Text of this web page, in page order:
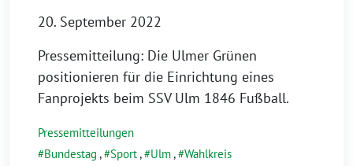
20. September 2022
Pressemitteilung: Die Ulmer Grünen
positionieren für die Einrichtung eines
Fanprojekts beim SSV Ulm 1846 Fußball.
Pressemitteilungen
Bundestag , Sport, Ulm, Wahlkreis